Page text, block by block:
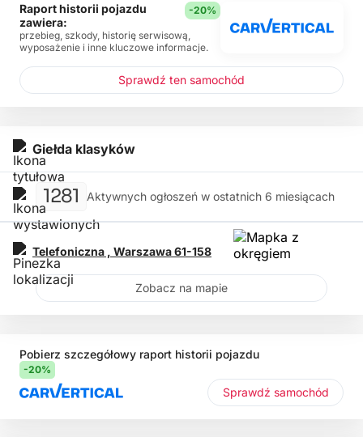
Pobierz szczegółowy raport historii pojazdu
-20%
Sprawdź samochód
Giełda klasyków
1281 Aktywnych ogłoszeń w ostatnich 6 miesiącach
Telefoniczna , Warszawa61-158
Zobacz na mapie
Raport historii pojazdu
zawiera:
-20%
przebieg, szkody, historię serwisową,
wyposażenie i inne kluczowe informacje.
Sprawdź ten samochód